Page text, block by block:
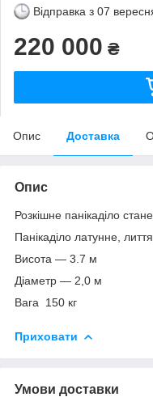
Відправка з 07
220 000 ₴
Опис Доставка
Опис
Розкішне панікаділо
Панікаділо латунне,
Висота — 3.7 м
Діаметр — 2,0 м
Вага 150 кг
Приховати
Умови доставки